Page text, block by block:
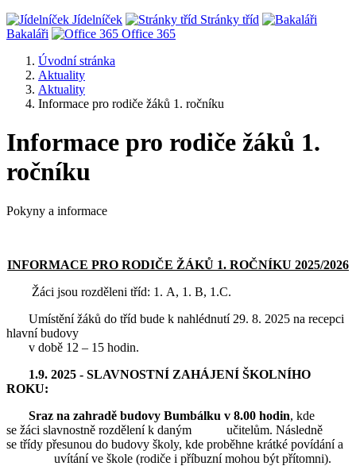
Jídelníček
Stránky tříd
Bakaláři
Office 365
Úvodní stránka
Aktuality
Aktuality
Informace pro rodiče žáků 1. ročníku
Informace pro rodiče žáků 1.
ročníku
Pokyny a informace
INFORMACE PRO RODIČE ŽÁKŮ 1. ROČNÍKU 2025/2026
Žáci jsou rozděleni tříd: 1. A, 1. B, 1.C.
Umístění žáků do tříd bude k nahlédnutí 29. 8. 2025 na recepci
hlavní budovy
v době 12 – 15 hodin.
1.9. 2025 - SLAVNOSTNÍ ZAHÁJENÍ ŠKOLNÍHO
ROKU:
Sraz na zahradě budovy Bumbálku v 8.00 hodin, kde
se žáci slavnostně rozdělení k daným učitelům. Následně
se třídy přesunou do budovy školy, kde proběhne krátké povídání a
uvítání ve škole (rodiče i příbuzní mohou být přítomni).